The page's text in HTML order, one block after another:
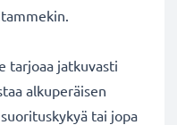
tarjoaa jatkuvasti
alkuperäisen
tai jopa